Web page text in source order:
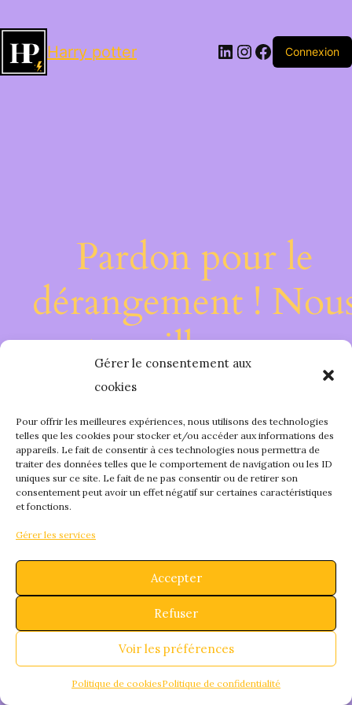
Gérer le consentement aux
cookies
Pour offrir les meilleures expériences, nous utilisons des technologies
telles que les cookies pour stocker et/ou accéder aux informations des
appareils. Le fait de consentir à ces technologies nous permettra de
traiter des données telles que le comportement de navigation ou les ID
uniques sur ce site. Le fait de ne pas consentir ou de retirer son
consentement peut avoir un effet négatif sur certaines caractéristiques
et fonctions.
Gérer les services
Accepter
Refuser
Voir les préférences
Politique de cookiesPolitique de confidentialité
Harry potter LinkedIn
Instagram
Facebook
Connexion
Pardon pour le
dérangement !
travaillons sur
quelque chose de
fantastique –
bientôt !